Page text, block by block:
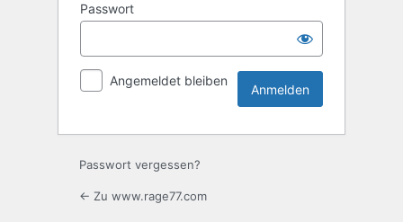
Passwort
Angemeldet bleiben
Passwort vergessen?
← Zu www.rage77.com